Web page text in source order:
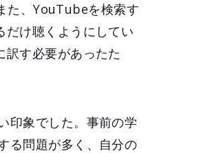
た、YouTubeを検索す
だけ聴くようにしてい
訳す必要があったた
印象でした。事前の学
る問題が多く、自分の